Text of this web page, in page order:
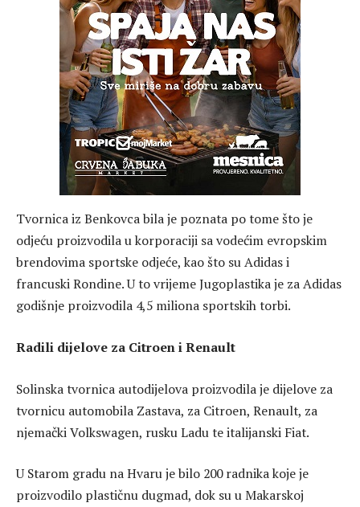
Tvornica iz Benkovca bila je poznata po tome što je
odjeću proizvodila u korporaciji sa vodećim evropskim
brendovima sportske odjeće, kao što su Adidas i
francuski Rondine. U to vrijeme Jugoplastika je za Adidas
godišnje proizvodila 4,5 miliona sportskih torbi.
Radili dijelove za Citroen i Renault
Solinska tvornica autodijelova proizvodila je dijelove za
tvornicu automobila Zastava, za Citroen, Renault, za
njemački Volkswagen, rusku Ladu te italijanski Fiat.
U Starom gradu na Hvaru je bilo 200 radnika koje je
proizvodilo plastičnu dugmad, dok su u Makarskoj